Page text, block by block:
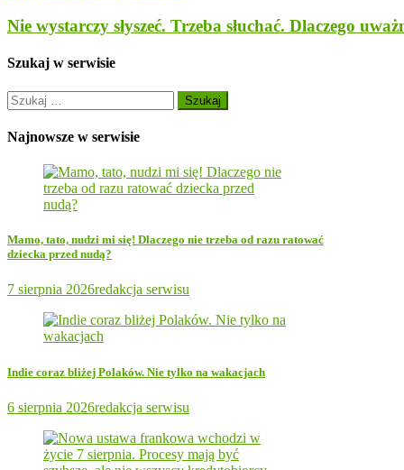
Nie wystarczy słyszeć. Trzeba słuchać. Dlaczego
Szukaj w serwisie
Szukaj:
Najnowsze w serwisie
Mamo, tato, nudzi mi się! Dlaczego nie trzeba od razu ratować
dziecka przed nudą?
7 sierpnia 2026redakcja serwisu
Indie coraz bliżej Polaków. Nie tylko na wakacjach
6 sierpnia 2026redakcja serwisu